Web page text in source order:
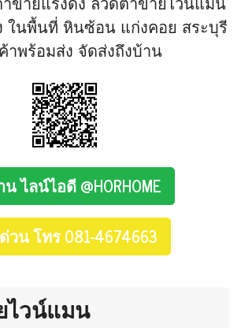
ข่ายแรงดึง ลวดตาข่ายไวน์แมน
ในพื้นที่ หินซ้อน แก่งคอย สระบุรี
าพร้อมส่ง จัดส่งถึงบ้าน
ไลน์ไอดี @HORHOME
วน โทร 081-4674663
ไวน์แมน